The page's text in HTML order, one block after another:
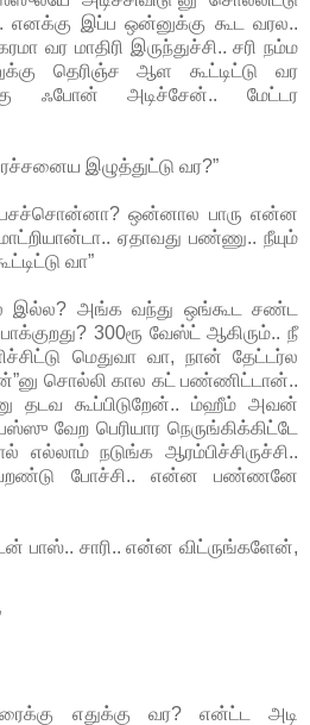
எனக்கு இப்ப ஒன்னுக்கு கூட வரல..
வர மாதிரி இருந்துச்சி.. சரி நம்ம
தெரிஞ்ச ஆள கூட்டிட்டு வர
ஃபோன் அடிச்சேன்.. மேட்டர
இழுத்துட்டு வர?”
ஒன்னால பாரு என்ன
ஏதாவது பண்ணு.. நீயும்
வா”
இல்ல? அங்க வந்து ஒங்கூட சண்ட
300ரூ வேஸ்ட் ஆகிரும்.. நீ
மெதுவா வா, நான் தேட்டர்ல
சொல்லி கால கட் பண்ணிட்டான்..
தடவ கூப்பிடுறேன்.. ம்ஹீம் அவன்
வேற பெரியார நெருங்கிக்கிட்டே
எல்லாம் நடுங்க ஆரம்பிச்சிருச்சி..
போச்சி.. என்ன பண்ணனே
பாஸ்.. சாரி.. என்ன விட்ருங்களேன்,
எதுக்கு வர? என்ட்ட அடி